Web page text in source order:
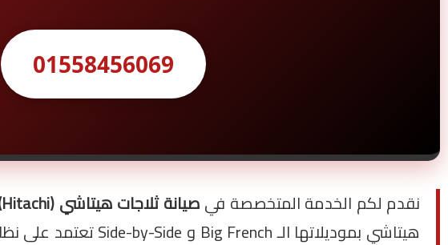
01558456069
نقدم لكم الخدمة المتخصصة فيصيانة ثلاجات هيتاشي (Hitachi)